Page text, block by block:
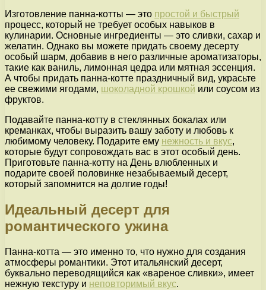
Изготовление панна-котты — это простой и быстрый
процесс, который не требует особых навыков в
кулинарии. Основные ингредиенты — это сливки, сахар и
желатин. Однако вы можете придать своему десерту
особый шарм, добавив в него различные ароматизаторы,
такие как ваниль, лимонная цедра или мятная эссенция.
А чтобы придать панна-котте праздничный вид, украсьте
ее свежими ягодами, шоколадной крошкой или соусом из
фруктов.
Подавайте панна-котту в стеклянных бокалах или
креманках, чтобы выразить вашу заботу и любовь к
любимому человеку. Подарите ему нежность и вкус,
которые будут сопровождать вас в этот особый день.
Приготовьте панна-котту на День влюбленных и
подарите своей половинке незабываемый десерт,
который запомнится на долгие годы!
Идеальный десерт для
романтического ужина
Панна-котта — это именно то, что нужно для создания
атмосферы романтики. Этот итальянский десерт,
буквально переводящийся как «вареное сливки», имеет
нежную текстуру и неповторимый вкус.